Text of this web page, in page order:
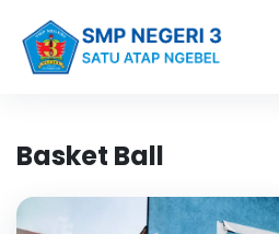
Basket Ball